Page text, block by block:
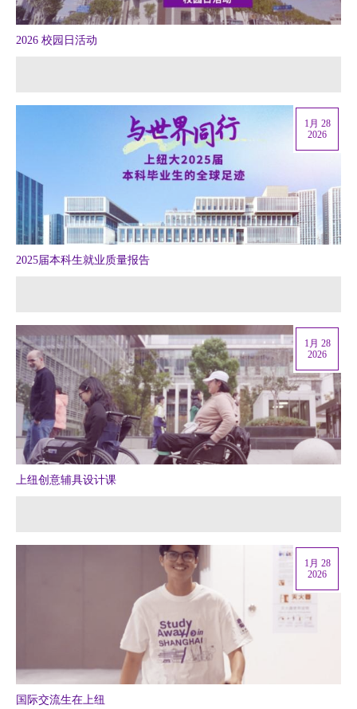
2026 校园日活动
2025届本科生就业质量报告
1月 28
2026
上纽创意辅具设计课
1月 28
2026
国际交流生在上纽
1月 28
2026